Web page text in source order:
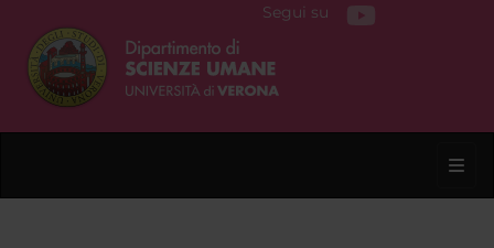
Segui su